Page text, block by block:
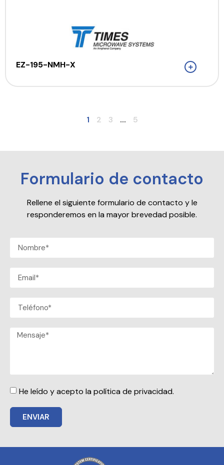
EZ-195-NMH-X
1 2 3 ... 5
Formulario de contacto
Rellene el siguiente formulario de contacto y le
responderemos en la mayor brevedad posible.
He leído y acepto la política de privacidad.
ENVIAR